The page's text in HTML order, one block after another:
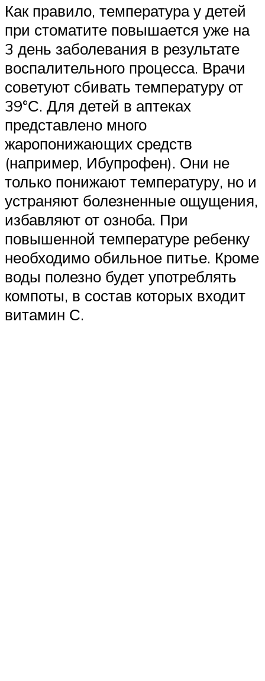
Как правило, температура у детей
при стоматите повышается уже на
3 день заболевания в результате
воспалительного процесса. Врачи
советуют сбивать температуру от
39°С. Для детей в аптеках
представлено много
жаропонижающих средств
(например, Ибупрофен). Они не
только понижают температуру, но и
устраняют болезненные ощущения,
избавляют от озноба. При
повышенной температуре ребенку
необходимо обильное питье. Кроме
воды полезно будет употреблять
компоты, в состав которых входит
витамин С.